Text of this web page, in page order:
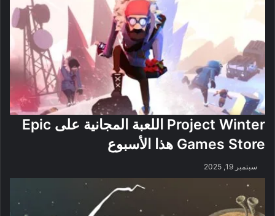
Project Winter اللعبة المجانية على Epic
Games Store هذا الأسبوع
سبتمبر 19, 2025